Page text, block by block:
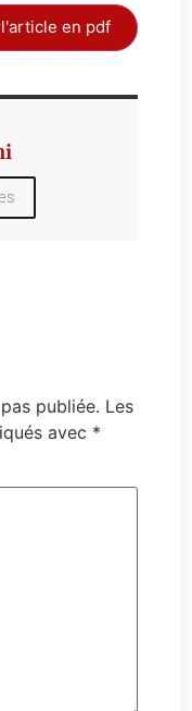
en pdf
publiée. Les
avec *